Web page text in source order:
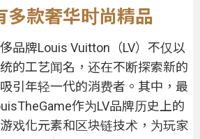
多款奢华时尚精品
品牌Louis Vuitton（LV）不仅以
的工艺闻名，还在不断探索新的
引年轻一代的消费者。其中，最
作为LV品牌历史上的
戏化元素和区块链技术，为玩家